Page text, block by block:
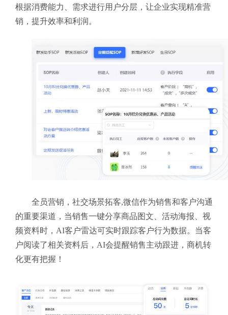
根据消费能力、需求进行用户分层，让企业实现精准营
销，提升效率和利润。
全员营销，社交场景拓客,微信作为销售和客户沟通
的重要渠道，当销售一键分享商品图文、活动海报、视
频资料时，AI客户雷达可实时跟踪客户行为数据。当客
户阅读了相关资料后，AI会提醒销售主动跟进，商机转
化更有把握！